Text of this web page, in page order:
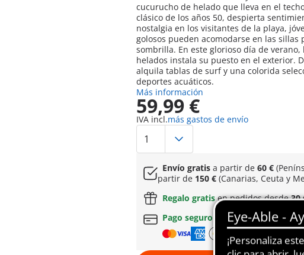
cucurucho de helado que lleva en el
clásico de los años 50, despierta
nostalgia en los visitantes de la playa,
golosos pueden acomodarse en las sillas
sombrilla. En este glorioso día de verano,
helados instala su puesto en el exterior.
alquila tablas de surf y una colorida
deportes acuáticos.
Más información
59,99 €
IVA incl.más gastos de envío
Envío gratis a partir de 60 €
partir de 150 €(Canarias, Ceuta y
Regalo gratisen pedidos desde30
Pago seguro
y flexible